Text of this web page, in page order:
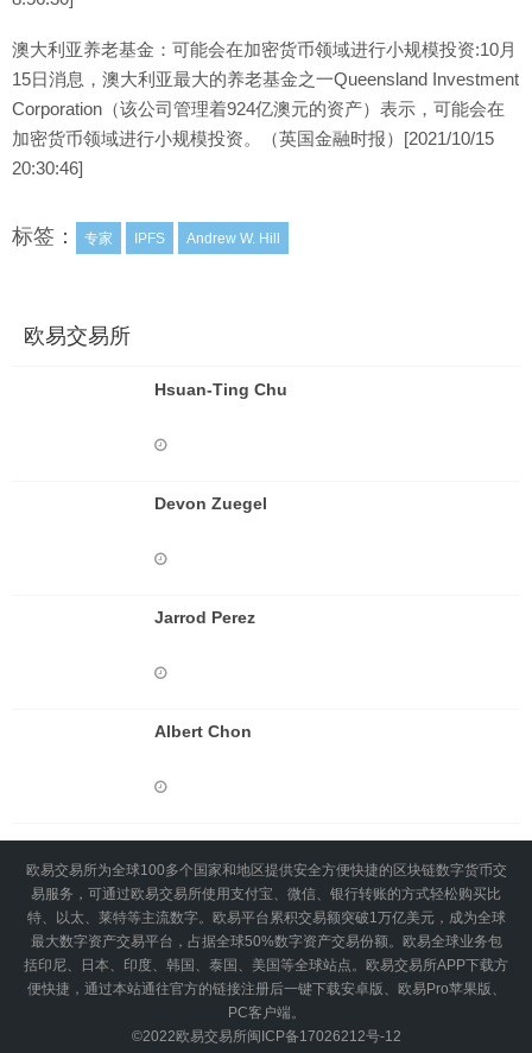
澳大利亚养老基金：可能会在加密货币领域进行小规模投资:10月
15日消息，澳大利亚最大的养老基金之一Queensland Investment
Corporation（该公司管理着924亿澳元的资产）表示，可能会在
加密货币领域进行小规模投资。（英国金融时报）[2021/10/15
20:30:46]
标签： 专家 IPFS Andrew W. Hill
欧易交易所
Hsuan-Ting Chu
Devon Zuegel
Jarrod Perez
Albert Chon
欧易交易所为全球100多个国家和地区提供安全方便快捷的区块链数字货币交
易服务，可通过欧易交易所使用支付宝、微信、银行转账的方式轻松购买比
特、以太、莱特等主流数字。欧易平台累积交易额突破1万亿美元，成为全球
最大数字资产交易平台，占据全球50%数字资产交易份额。欧易全球业务包
括印尼、日本、印度、韩国、泰国、美国等全球站点。欧易交易所APP下载方
便快捷，通过本站通往官方的链接注册后一键下载安卓版、欧易Pro苹果版、
PC客户端。
©2022欧易交易所闽ICP备17026212号-12